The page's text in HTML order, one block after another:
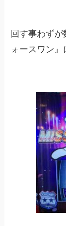
回す事わず
ォースワン』